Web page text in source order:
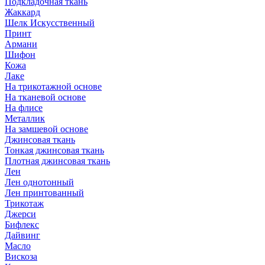
Жаккард
Шелк Искусственный
Принт
Армани
Шифон
Кожа
Лаке
На трикотажной основе
На тканевой основе
На флисе
Металлик
На замшевой основе
Джинсовая ткань
Тонкая джинсовая ткань
Плотная джинсовая ткань
Лен
Лен однотонный
Лен принтованный
Трикотаж
Джерси
Бифлекс
Дайвинг
Масло
Вискоза